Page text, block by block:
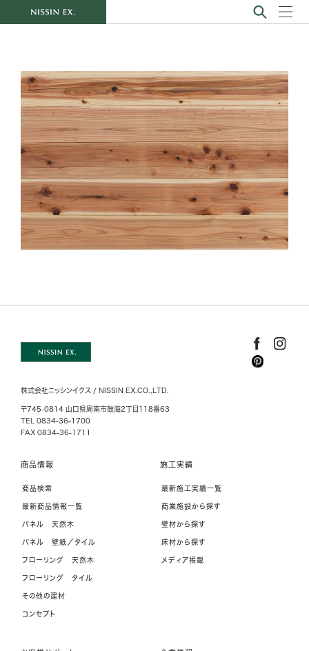
株式会社ニッシンイクス / NISSIN EX.CO.,LTD.
〒745-0814 山口県周南市鼓海2丁目118番63
TEL 0834-36-1700
FAX 0834-36-1711
商品情報
商品検索
最新商品情報一覧
パネル 天然木
パネル 壁紙／タイル
フローリング 天然木
フローリング タイル
その他の建材
コンセプト
施工実績
最新施工実績一覧
商業施設から探す
壁材から探す
床材から探す
メディア掲載